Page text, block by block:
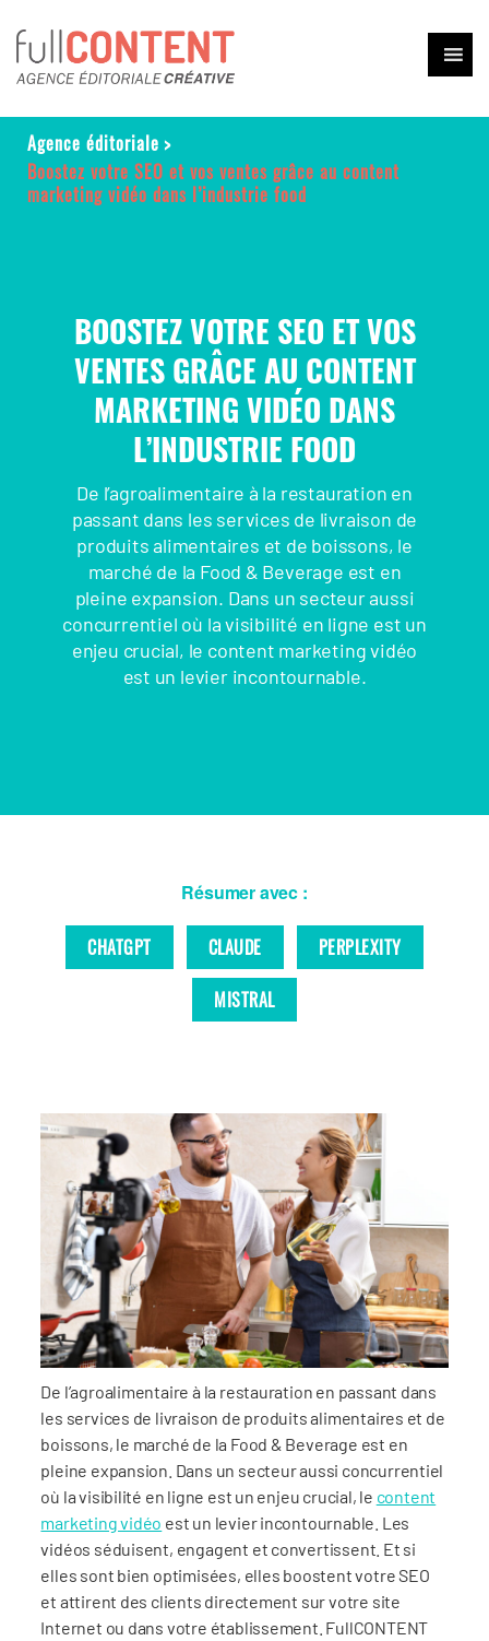
Agence éditoriale >
Boostez votre SEO et vos ventes grâce au content
marketing vidéo dans l’industrie food
BOOSTEZ VOTRE SEO ET VOS
VENTES GRÂCE AU CONTENT
MARKETING VIDÉO DANS
L’INDUSTRIE FOOD
De l’agroalimentaire à la restauration en
passant dans les services de livraison de
produits alimentaires et de boissons, le
marché de la Food & Beverage est en
pleine expansion. Dans un secteur aussi
concurrentiel où la visibilité en ligne est un
enjeu crucial, le content marketing vidéo
est un levier incontournable.
Résumer avec :
CHATGPT CLAUDE
PERPLEXITY
MISTRAL
De l’agroalimentaire à la restauration en passant dans
les services de livraison de produits alimentaires et de
boissons, le marché de la Food & Beverage est en
pleine expansion. Dans un secteur aussi concurrentiel
où la visibilité en ligne est un enjeu crucial, le content
marketing vidéo est un levier incontournable. Les
vidéos séduisent, engagent et convertissent. Et si
elles sont bien optimisées, elles boostent votre SEO
et attirent des clients directement sur votre site
Internet ou dans votre établissement. FullCONTENT